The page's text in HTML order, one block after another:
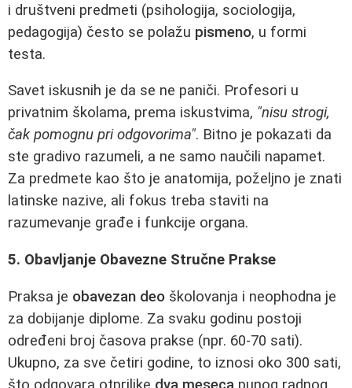
i društveni predmeti (psihologija, sociologija,
pedagogija) često se polažu pismeno, u formi
testa.
Savet iskusnih je da se ne paniči. Profesori u
privatnim školama, prema iskustvima, "nisu strogi,
čak pomognu pri odgovorima". Bitno je pokazati da
ste gradivo razumeli, a ne samo naučili napamet.
Za predmete kao što je anatomija, poželjno je znati
latinske nazive, ali fokus treba staviti na
razumevanje građe i funkcije organa.
5. Obavljanje Obavezne Stručne Prakse
Praksa je obavezan deo školovanja i neophodna je
za dobijanje diplome. Za svaku godinu postoji
određeni broj časova prakse (npr. 60-70 sati).
Ukupno, za sve četiri godine, to iznosi oko 300 sati,